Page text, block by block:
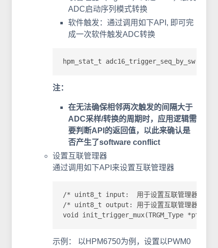
ADC启动序列模式转换
软件触发：通过调用如下API, 即可完
成一次软件触发ADC转换
hpm_stat_t
注：
在无法确保相邻两次触发的间隔大于
ADC采样/转换的周期时，应用逻辑需
要判断API的返回值，以此来确认是
否产生了software conflict
设置互联管理器
通过调用如下API来设置互联管理器
/* uint8_t input:  用于设置互联管理器的输
/* uint8_t output: 用于设置互联管理器的输
void init_trigger_mux(TRGM_Type
示例： 以HPM6750为例，设置以PWM0